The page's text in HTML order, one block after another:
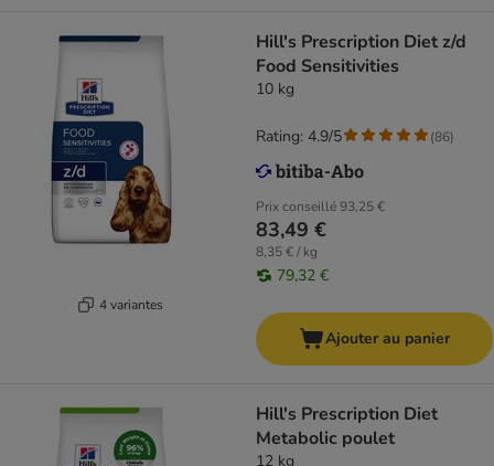
4 variantes
Hill's Prescription Diet z/d
Food Sensitivities
10 kg
Prix conseillé93,25 €
83,49 €
8,35 € / kg
79,32 €
Rating: 4.9/5 (86)
Ajouter au panier
Hill's Prescription Diet
Metabolic poulet
12 kg